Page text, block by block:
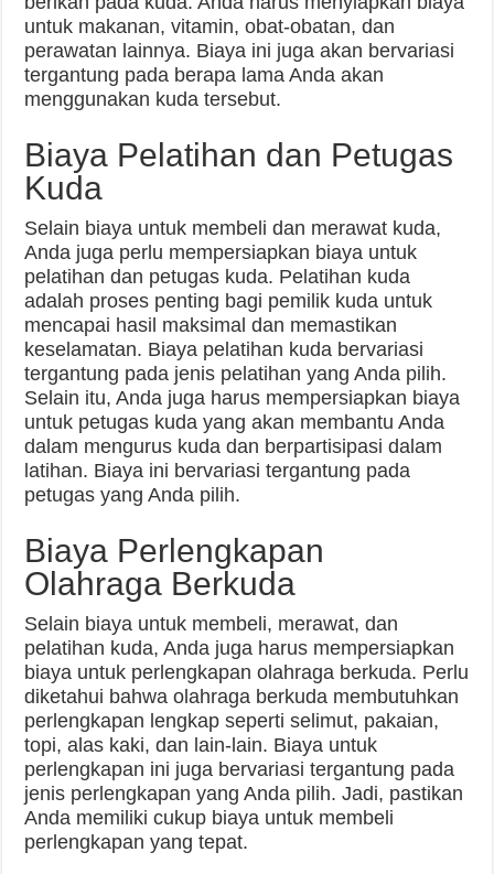
untuk makanan, vitamin, obat-obatan, dan
perawatan lainnya. Biaya ini juga akan bervariasi
tergantung pada berapa lama Anda akan
menggunakan kuda tersebut.
Biaya Pelatihan dan Petugas
Kuda
Selain biaya untuk membeli dan merawat kuda,
Anda juga perlu mempersiapkan biaya untuk
pelatihan dan petugas kuda. Pelatihan kuda
adalah proses penting bagi pemilik kuda untuk
mencapai hasil maksimal dan memastikan
keselamatan. Biaya pelatihan kuda bervariasi
tergantung pada jenis pelatihan yang Anda pilih.
Selain itu, Anda juga harus mempersiapkan biaya
untuk petugas kuda yang akan membantu Anda
dalam mengurus kuda dan berpartisipasi dalam
latihan. Biaya ini bervariasi tergantung pada
petugas yang Anda pilih.
Biaya Perlengkapan
Olahraga Berkuda
Selain biaya untuk membeli, merawat, dan
pelatihan kuda, Anda juga harus mempersiapkan
biaya untuk perlengkapan olahraga berkuda. Perlu
diketahui bahwa olahraga berkuda membutuhkan
perlengkapan lengkap seperti selimut, pakaian,
topi, alas kaki, dan lain-lain. Biaya untuk
perlengkapan ini juga bervariasi tergantung pada
jenis perlengkapan yang Anda pilih. Jadi, pastikan
Anda memiliki cukup biaya untuk membeli
perlengkapan yang tepat.